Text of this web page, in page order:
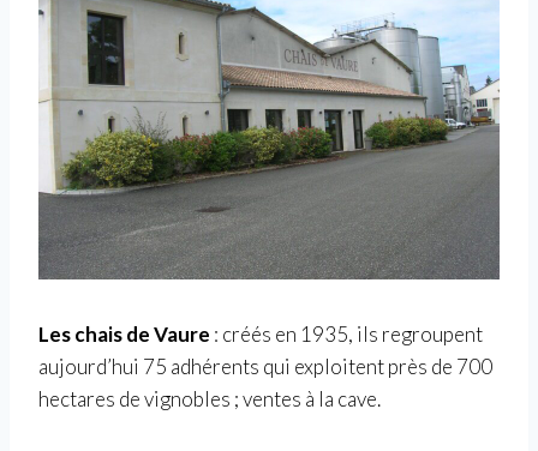
Les chais de Vaure : créés en 1935, ils regroupent
aujourd’hui 75 adhérents qui exploitent près de 700
hectares de vignobles ; ventes à la cave.